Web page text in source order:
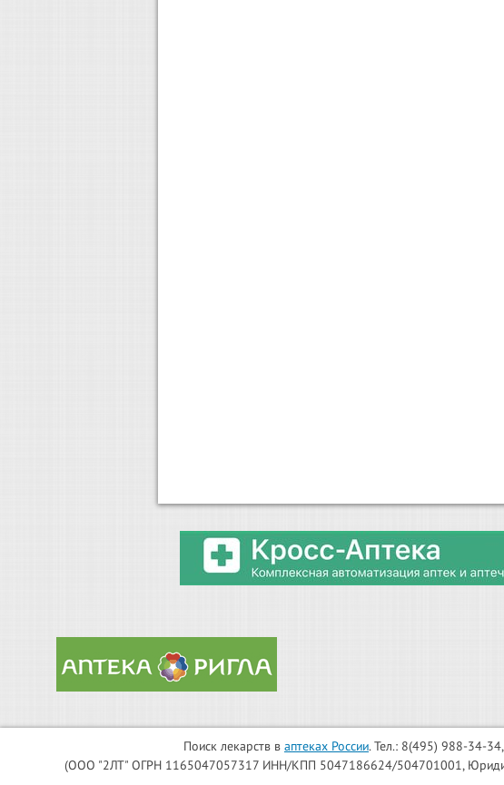
Поиск лекарств в аптеках России. Тел.: 8(495) 988-34-
(ООО "2ЛТ" ОГРН 1165047057317 ИНН/КПП 5047186624/504701001,